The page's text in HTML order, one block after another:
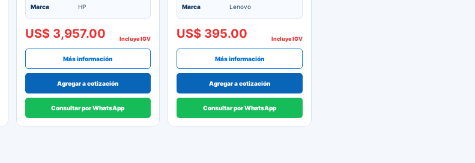
Marca
HP
US$ 3,957.00 Incluye IGV
Más información
Agregar a cotización
Consultar por WhatsApp
Marca
Lenovo
US$ 395.00 Incluye IGV
Más información
Agregar a cotización
Consultar por WhatsApp